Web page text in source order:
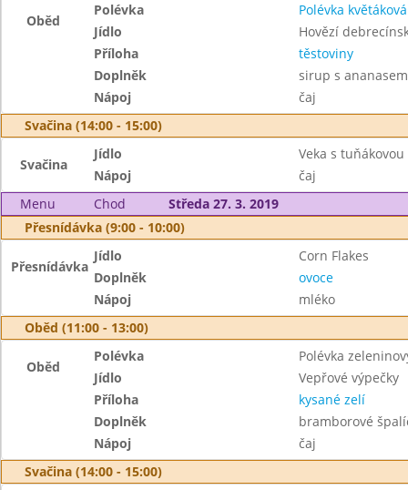
Oběd
Polévka
Polévka květáková
Jídlo
Hovězí
Příloha
těstoviny
Doplněk
sirup s ananasem
Nápoj
čaj
Svačina (14:00 - 15:00)
Svačina
Jídlo
Veka s
Nápoj
čaj
Menu
Chod
Středa 27. 3. 2019
Přesnídávka (9:00 - 10:00)
Přesnídávka
Jídlo
Corn Flakes
Doplněk
ovoce
Nápoj
mléko
Oběd (11:00 - 13:00)
Oběd
Polévka
Polévka
Jídlo
Vepřové výpečky
Příloha
kysané zelí
Doplněk
bramborové
Nápoj
čaj
Svačina (14:00 - 15:00)